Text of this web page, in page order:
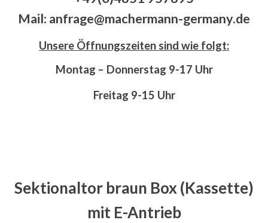
Mail: anfrage@machermann-germany.de
Unsere Öffnungszeiten sind wie folgt:
Montag – Donnerstag 9-17 Uhr
Freitag 9-15 Uhr
Sektionaltor braun Box (Kassette)
mit E-Antrieb